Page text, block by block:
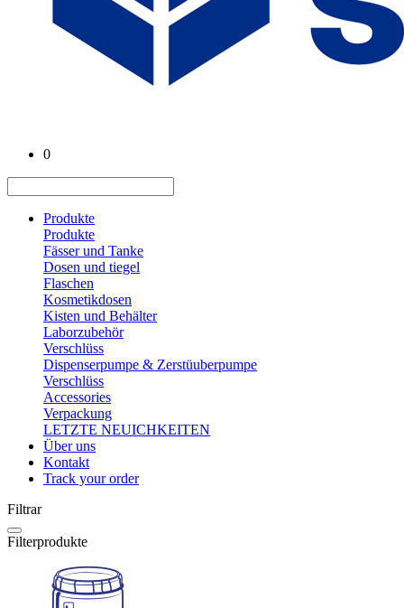
0
Produkte
Produkte
Fässer und Tanke
Dosen und tiegel
Flaschen
Kosmetikdosen
Kisten und Behälter
Laborzubehör
Verschlüss
Dispenserpumpe & Zerstüuberpumpe
Verschlüss
Accessories
Verpackung
LETZTE NEUICHKEITEN
Über uns
Kontakt
Track your order
Filtrar
Filterprodukte